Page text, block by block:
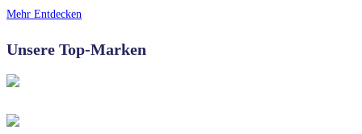
Mehr Entdecken
Unsere Top-Marken